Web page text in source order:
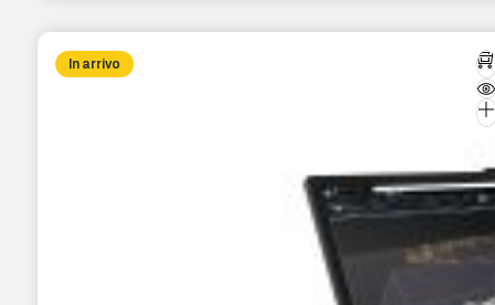
In arrivo